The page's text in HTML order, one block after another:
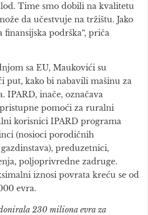
Time smo dobili na kvalitetu
da učestvuje na tržištu. Jako
finansijska podrška“, priča
sa EU, Maukovići su
put, kako bi nabavili mašinu za
IPARD, inače, označava
pomoći za ruralni
korisnici IPARD programa
(nosioci porodičnih
preduzetnici,
poljoprivredne zadruge.
iznosi povrata kreću se od
evra.
230 miliona evra za